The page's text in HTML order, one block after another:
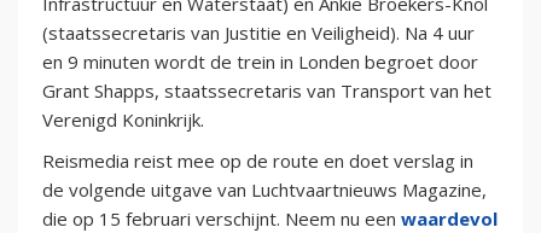
(staatssecretaris van Justitie en Veiligheid). Na 4 uur
en 9 minuten wordt de trein in Londen begroet door
Grant Shapps, staatssecretaris van Transport van het
Verenigd Koninkrijk.
Reismedia reist mee op de route en doet verslag in
de volgende uitgave van Luchtvaartnieuws Magazine,
die op 15 februari verschijnt. Neem nu een waardevol